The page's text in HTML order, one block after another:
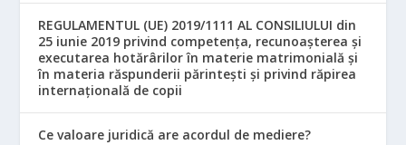
REGULAMENTUL (UE) 2019/1111 AL CONSILIULUI din
25 iunie 2019 privind competența, recunoașterea și
executarea hotărârilor în materie matrimonială și
în materia răspunderii părintești și privind răpirea
internațională de copii
Ce valoare juridică are acordul de mediere?